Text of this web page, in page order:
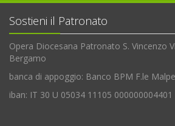
Sostieni il Patronato
Opera Diocesana Patronato S. Vincenzo
Bergamo
banca di appoggio: Banco BPM F.le
iban: IT 30 U 05034 11105 000000004401